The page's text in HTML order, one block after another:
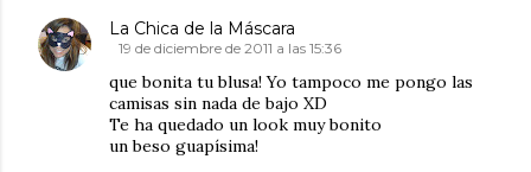
La Chica de la Máscara
19 de diciembre de 2011 a las 15:36
que bonita tu blusa! Yo tampoco me pongo las
camisas sin nada de bajo XD
Te ha quedado un look muy bonito
un beso guapísima!